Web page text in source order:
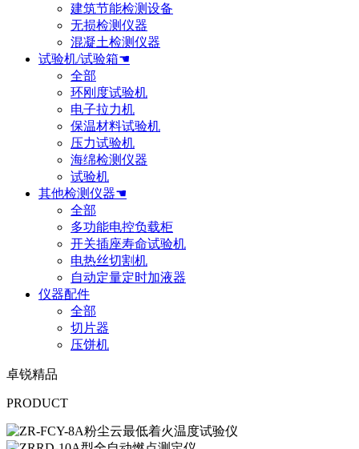
建筑节能检测设备
无损检测仪器
混凝土检测仪器
试验机/试验箱☚
全部
环刚度试验机
电子拉力机
保温材料试验机
压力试验机
海绵检测仪器
试验机
其他检测仪器☚
全部
多功能电控负载柜
开关插座寿命试验机
电热丝切割机
自动定量定时加液器
仪器配件
全部
切片器
压饼机
卓锐精品
PRODUCT